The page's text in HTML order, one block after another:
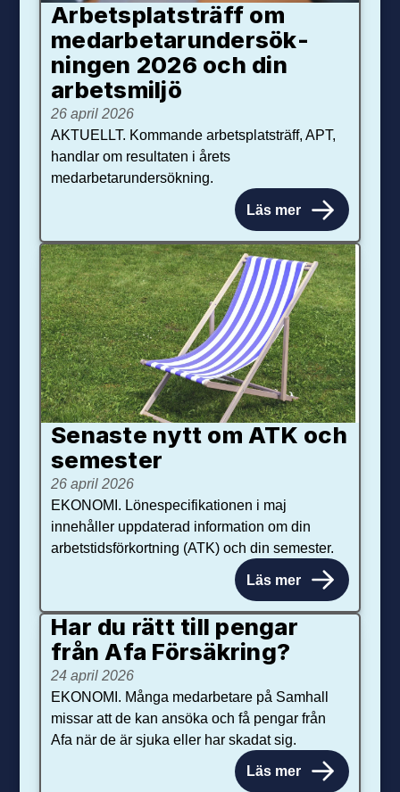
Arbetsplats­träff om
med­arbetar­under­sök­
ningen 2026 och din
arbets­miljö
26 april 2026
AKTUELLT. Kommande arbetsplatsträff, APT,
handlar om resultaten i årets
medarbetarundersökning.
Läs mer
Senaste nytt om ATK och
se­mester
26 april 2026
EKONOMI. Lönespecifikationen i maj
innehåller uppdaterad information om din
arbetstidsförkortning (ATK) och din semester.
Läs mer
Har du rätt till pengar
från Afa Försäkring?
24 april 2026
EKONOMI. Många medarbetare på Samhall
missar att de kan ansöka och få pengar från
Afa när de är sjuka eller har skadat sig.
Läs mer